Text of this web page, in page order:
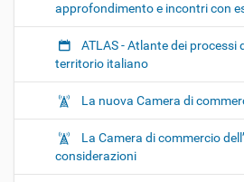
approfondimento e incontri con
ATLAS - Atlante dei processi
territorio italiano
La nuova Camera di
La Camera di commercio
considerazioni